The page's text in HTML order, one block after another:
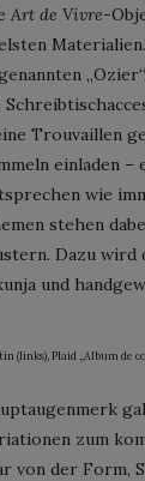
Art de Vivre-
Trouvaillen
einladen
wie
stehen
Dazu wird
und
(links), Plaid „Album de
zum
von der Form,